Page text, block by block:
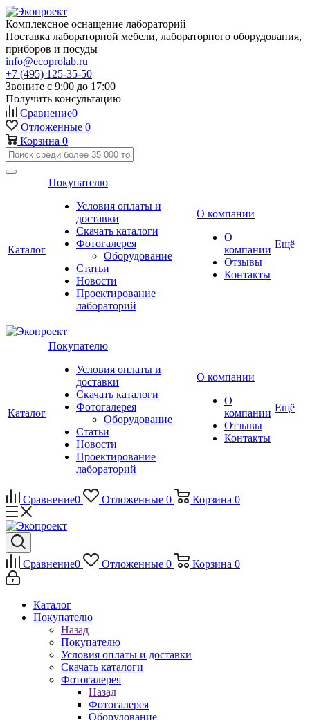
Комплексное оснащение лабораторий
Поставка лабораторной мебели, лабораторного оборудования,
приборов и посуды
info@ecoprolab.ru
+7 (495) 125-35-50
Звоните с 9:00 до 17:00
Получить консультацию
Сравнение0
Отложенные 0
Корзина 0
Каталог
Покупателю
Условия оплаты и
доставки
Скачать каталоги
Фотогалерея
Оборудование
Статьи
Новости
Проектирование
лабораторий
О компании
О
компании
Отзывы
Контакты
Ещё
Каталог
Покупателю
Условия оплаты и
доставки
Скачать каталоги
Фотогалерея
Оборудование
Статьи
Новости
Проектирование
лабораторий
О компании
О
компании
Отзывы
Контакты
Ещё
Сравнение0 Отложенные 0 Корзина 0
Сравнение0 Отложенные 0 Корзина 0
Каталог
Покупателю
Назад
Покупателю
Условия оплаты и доставки
Скачать каталоги
Фотогалерея
Назад
Фотогалерея
Оборудование